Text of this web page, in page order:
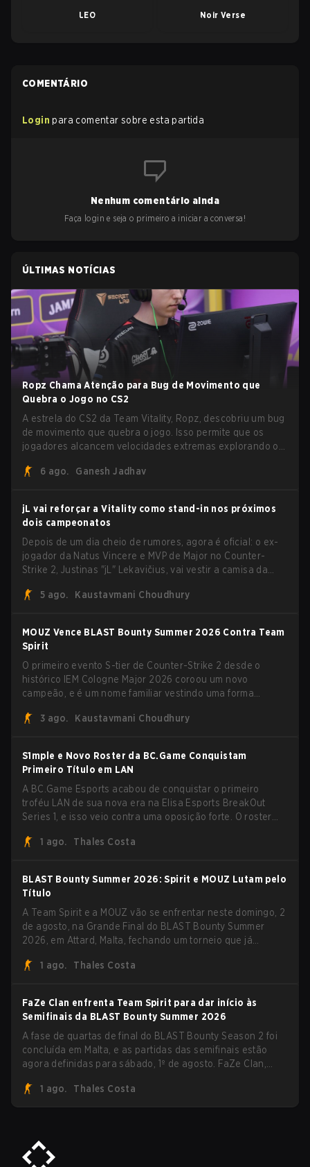
LEO Noir Verse
COMENTÁRIO
Login para comentar sobre esta partida
Nenhum comentário ainda
Faça login e seja o primeiro a iniciar a conversa!
ÚLTIMAS NOTÍCIAS
Ropz Chama Atenção para Bug de Movimento que
Quebra o Jogo no CS2
A estrela do CS2 da Team Vitality, Ropz, descobriu um bug
de movimento que quebra o jogo. Isso permite que os
jogadores alcancem velocidades extremas explorando o
6 ago.
Ganesh Jadhav
jL vai reforçar a Vitality como stand-in nos próximos
dois campeonatos
Depois de um dia cheio de rumores, agora é oficial: o ex-
jogador da Natus Vincere e MVP de Major no Counter-
Strike 2, Justinas "jL" Lekavičius, vai vestir a camisa da
Bucharest.
5 ago. Kaustavmani Choudhury
MOUZ Vence BLAST Bounty Summer 2026 Contra Team
Spirit
O primeiro evento S-tier de Counter-Strike 2 desde o
histórico IEM Cologne Major 2026 coroou um novo
campeão, e é um nome familiar vestindo uma forma
shuffles, avançou pela Team Spirit em uma série
3 ago. Kaustavmani Choudhury
S1mple e Novo Roster da BC.Game Conquistam
Primeiro Título em LAN
A BC.Game Esports acabou de conquistar o primeiro
troféu LAN de sua nova era na Elisa Esports BreakOut
Series 1, e isso veio contra uma oposição forte. O roster
campanha com cinco vitórias seguidas e uma varrida
1 ago. Thales Costa
BLAST Bounty Summer 2026: Spirit e MOUZ Lutam pelo
Título
A Team Spirit e a MOUZ vão se enfrentar neste domingo, 2
de agosto, na Grande Final do BLAST Bounty Summer
2026, em Attard, Malta, fechando um torneio que já
1 ago.
Thales Costa
FaZe Clan enfrenta Team Spirit para dar início às
Semifinais da BLAST Bounty Summer 2026
A fase de quartas de final do BLAST Bounty Season 2 foi
concluída em Malta, e as partidas das semifinais estão
agora definidas para sábado, 1º de agosto. FaZe Clan,
ainda lutando pelo troféu, enquanto paiN Gaming se
tornou a última equipe eliminada da chave.
1 ago. Thales Costa